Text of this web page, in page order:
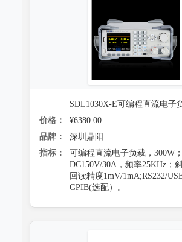
SDL1030X-E可编程直流电子
价格：
¥6380.00
品牌：
深圳鼎阳
指标：
可编程直流电子负载，300W；
DC150V/30A，频率25KHz；
回读精度1mV/1mA;RS232/
GPIB(选配）。